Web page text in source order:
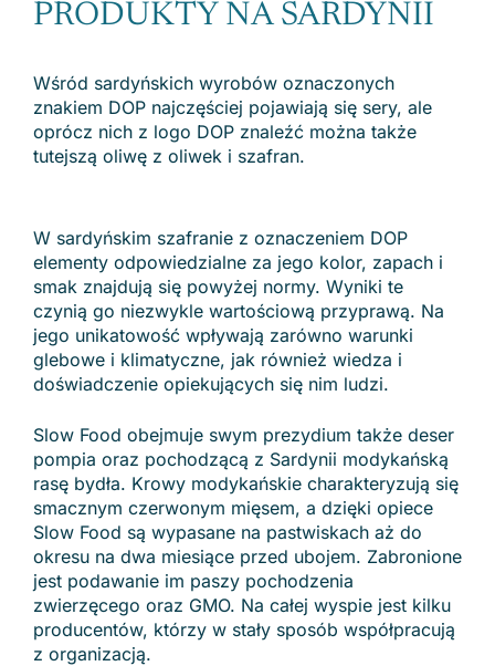
PRODUKTY NA SARDYNII
Wśród sardyńskich wyrobów oznaczonych
znakiem DOP najczęściej pojawiają się sery, ale
oprócz nich z logo DOP znaleźć można także
tutejszą oliwę z oliwek i szafran.
W sardyńskim szafranie z oznaczeniem DOP
elementy odpowiedzialne za jego kolor, zapach i
smak znajdują się powyżej normy. Wyniki te
czynią go niezwykle wartościową przyprawą. Na
jego unikatowość wpływają zarówno warunki
glebowe i klimatyczne, jak również wiedza i
doświadczenie opiekujących się nim ludzi.
Slow Food obejmuje swym prezydium także deser
pompia oraz pochodzącą z Sardynii modykańską
rasę bydła. Krowy modykańskie charakteryzują się
smacznym czerwonym mięsem, a dzięki opiece
Slow Food są wypasane na pastwiskach aż do
okresu na dwa miesiące przed ubojem. Zabronione
jest podawanie im paszy pochodzenia
zwierzęcego oraz GMO. Na całej wyspie jest kilku
producentów, którzy w stały sposób współpracują
z organizacją.